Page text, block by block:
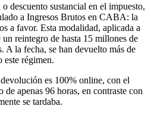
descuento sustancial en el impuesto,
a Ingresos Brutos en CABA: la
a favor. Esta modalidad, aplicada a
reintegro de hasta 15 millones de
A la fecha, se han devuelto más de
este régimen.
es 100% online, con el
apenas 96 horas, en contraste con
se tardaba.